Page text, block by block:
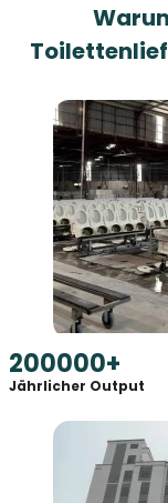
200000+
Jährlicher Output